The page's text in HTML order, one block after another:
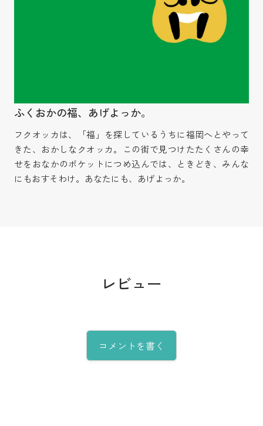
ふくおかの福、あげよっか。
フクオッカは、「福」を探しているうちに福岡へとやって
きた、おかしなクオッカ。この街で見つけたたくさんの幸
せをおなかのポケットにつめ込んでは、ときどき、みんな
にもおすそわけ。あなたにも、あげよっか。
レビュー
コメントを書く